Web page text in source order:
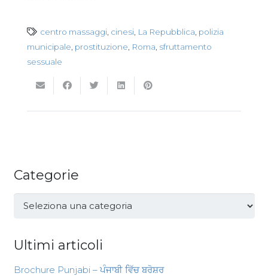
centro massaggi cinesi La Repubblica polizia
municipale prostituzione Roma sfruttamento
sessuale
Categorie
Categorie
Ultimi articoli
Brochure Punjabi – ਪੰਜਾਬੀ ਵਿੱਚ ਬਰੋਸ਼ਰ